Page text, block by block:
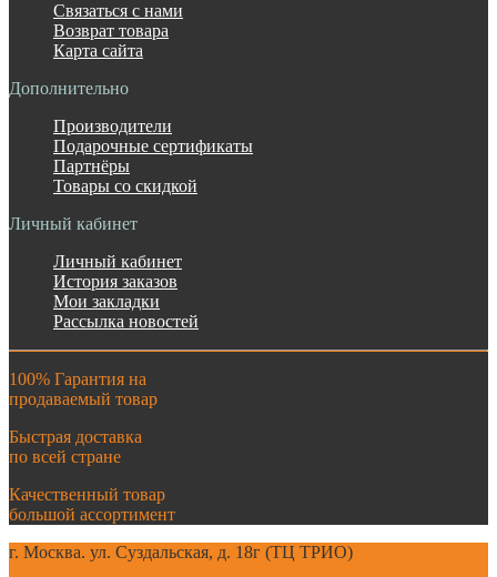
Связаться с нами
Возврат товара
Карта сайта
Дополнительно
Производители
Подарочные сертификаты
Партнёры
Товары со скидкой
Личный кабинет
Личный кабинет
История заказов
Мои закладки
Рассылка новостей
100% Гарантия на
продаваемый товар
Быстрая доставка
по всей стране
Качественный товар
большой ассортимент
г. Москва. ул. Суздальская, д. 18г (ТЦ ТРИО)